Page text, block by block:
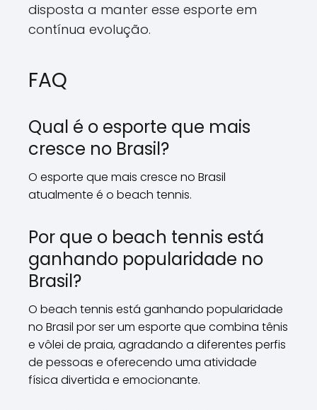
disposta a manter esse esporte em
contínua evolução.
FAQ
Qual é o esporte que mais
cresce no Brasil?
O esporte que mais cresce no Brasil
atualmente é o beach tennis.
Por que o beach tennis está
ganhando popularidade no
Brasil?
O beach tennis está ganhando popularidade
no Brasil por ser um esporte que combina tênis
e vôlei de praia, agradando a diferentes perfis
de pessoas e oferecendo uma atividade
física divertida e emocionante.